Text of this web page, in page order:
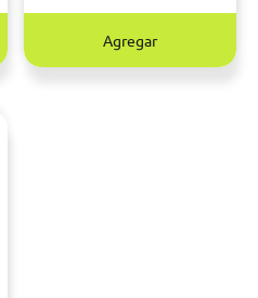
Agregar